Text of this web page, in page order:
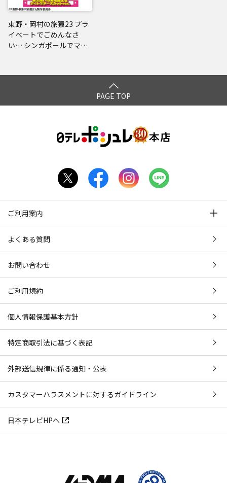
東野・岡村の旅猿23 プラ
イベートでごめんなさ
い… シンガポールでマー
版
PAGE TOP
ご利用案内
よくある質問
お問い合わせ
ご利用規約
個人情報保護基本方針
特定商取引法に基づく表記
外部送信規律に係る通知・公表
カスタマーハラスメントに対するガイドライン
日本テレビHPへ